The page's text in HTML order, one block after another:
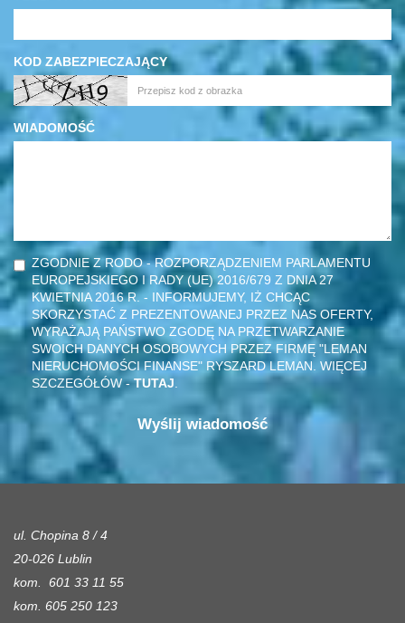
KOD ZABEZPIECZAJĄCY
WIADOMOŚĆ
ZGODNIE Z RODO - ROZPORZĄDZENIEM PARLAMENTU
EUROPEJSKIEGO I RADY (UE) 2016/679 Z DNIA 27
KWIETNIA 2016 R. - INFORMUJEMY, IŻ CHCĄC
SKORZYSTAĆ Z PREZENTOWANEJ PRZEZ NAS OFERTY,
WYRAŻAJĄ PAŃSTWO ZGODĘ NA PRZETWARZANIE
SWOICH DANYCH OSOBOWYCH PRZEZ FIRMĘ "LEMAN
NIERUCHOMOŚCI FINANSE" RYSZARD LEMAN. WIĘCEJ
SZCZEGÓŁÓW -TUTAJ.
ul. Chopina 8 / 4
20-026 Lublin
kom. 601 33 11 55
kom. 605 250 123